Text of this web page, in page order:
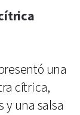
una
cítrica,
y una salsa